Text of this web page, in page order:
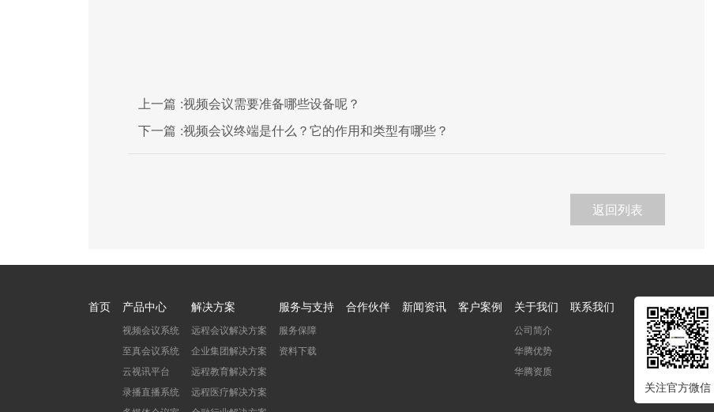
上一篇 :视频会议需要准备哪些设备呢？
下一篇 :视频会议终端是什么？它的作用和类型有哪些？
返回列表
首页 产品中心
视频会议系统
至真会议系统
云视讯平台
录播直播系统
解决方案
远程会议解决方案
企业集团解决方案
远程教育解决方案
远程医疗解决方案
服务与支持
服务保障
资料下载
合作伙伴 新闻资讯 客户案例 关于我们
公司简介
华腾优势
华腾资质
联系我们
关注官方微信